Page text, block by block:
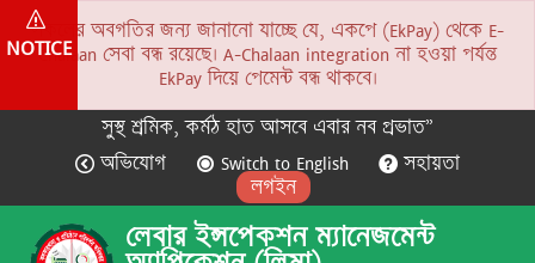
NOTICE
সকলের অবগতির জন্য জানানো যাচ্ছে যে, একপে (EkPay) থেকে E-
Chalaan সেবা বন্ধ রয়েছে। A-Chalaan integration না হওয়া পর্যন্ত
EkPay দিয়ে পেমেন্ট বন্ধ থাকবে।
সুস্থ শ্রমিক, কর্মঠ হাত আসবে এবার নব প্রভাত”
অভিযোগ
Switch to English
সহায়তা
লগইন
লেবার ইন্সপেকশন ম্যানেজমেন্ট